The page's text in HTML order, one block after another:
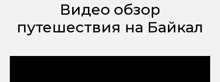
Видео обзор
путешествия на Байкал